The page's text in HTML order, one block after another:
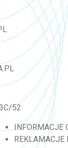
52
INFORMACJE
REKLAMACJE